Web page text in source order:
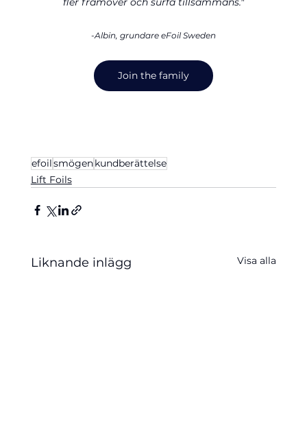
-Albin, grundare eFoil Sweden
Join the family
efoilsmögenkundberättelse
Lift Foils
Liknande inlägg Visa alla